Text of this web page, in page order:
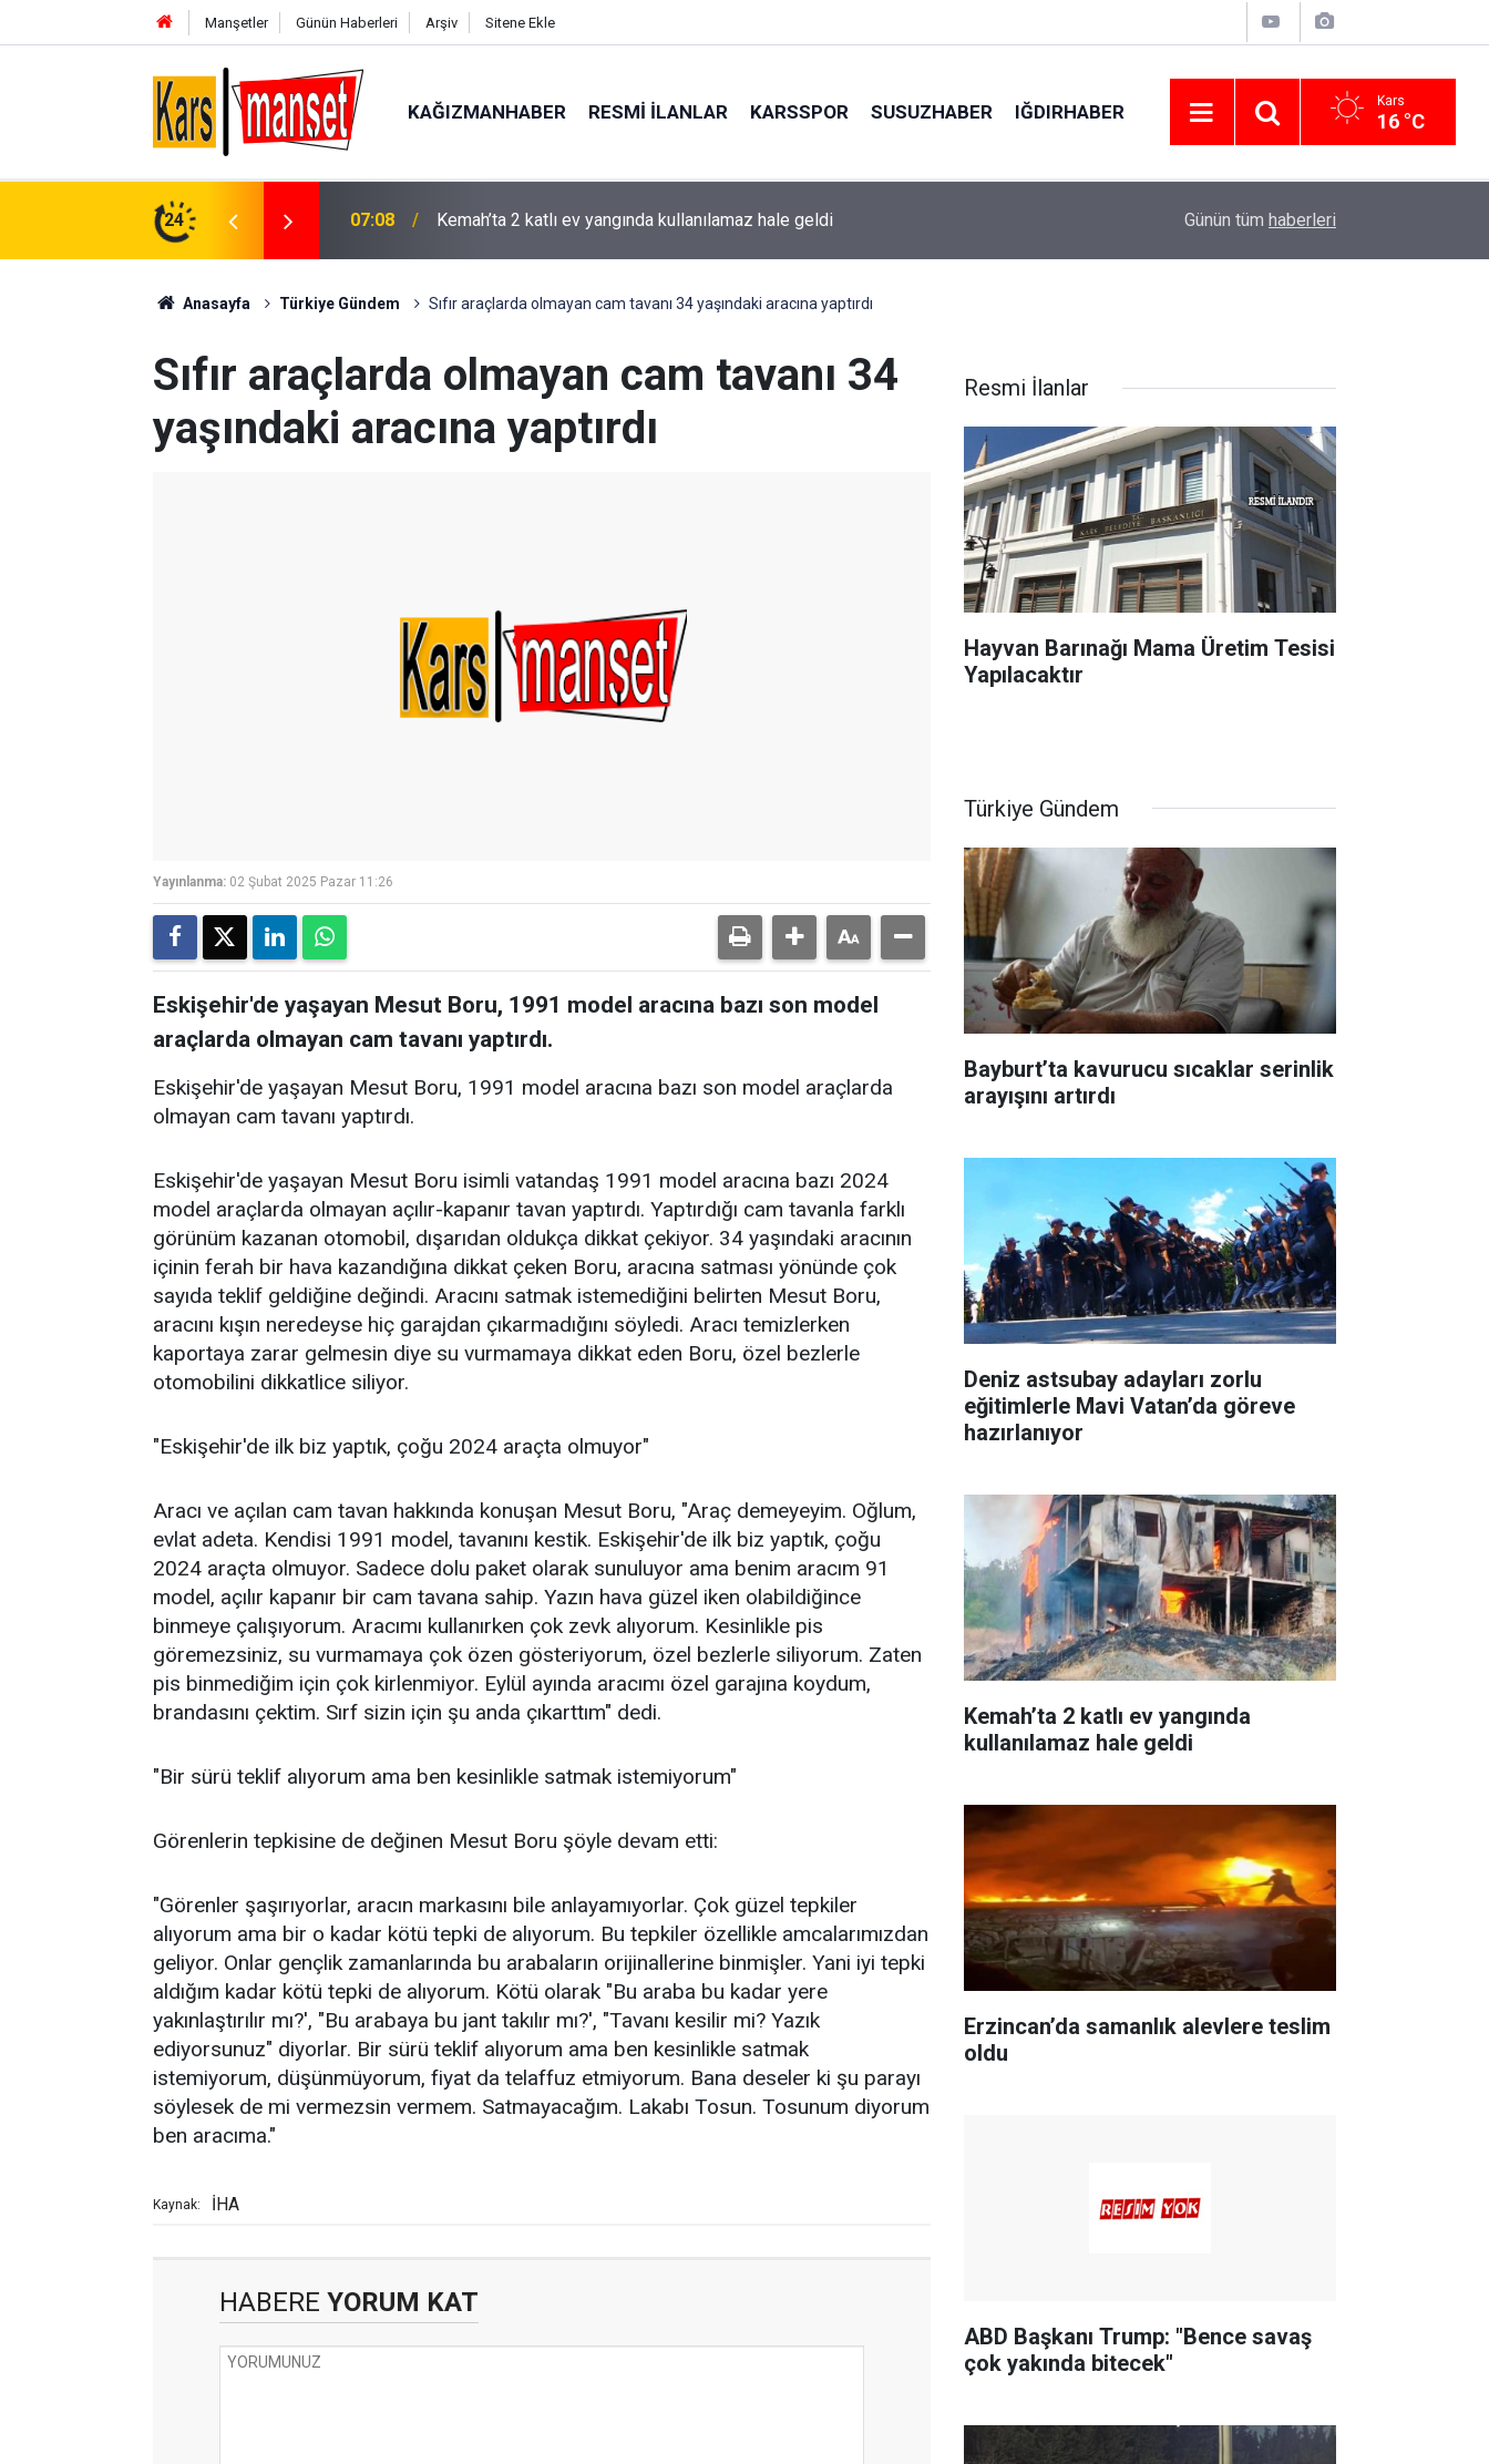
Manşetler Günün Haberleri Arşiv Sitene Ekle
KAĞIZMANHABER RESMI İLANLAR KARSSPOR SUSUZHABER IĞDIRHABER Kars
16 °C
24 06:57 Erzincan’da samanlık alevlere teslim oldu ABD Başkanı Trump: "Bence savaş çok
Günün tüm haberleri
Anasayfa Türkiye Gündem Sıfır araçlarda olmayan cam tavanı 34 yaşındaki aracına yaptırdı
Sıfır araçlarda olmayan cam tavanı 34
yaşındaki aracına yaptırdı
Yayınlanma: 02 Şubat 2025 Pazar 11:26
Eskişehir'de yaşayan Mesut Boru, 1991 model aracına bazı son model
araçlarda olmayan cam tavanı yaptırdı.
Eskişehir'de yaşayan Mesut Boru, 1991 model aracına bazı son model araçlarda
olmayan cam tavanı yaptırdı.
Eskişehir'de yaşayan Mesut Boru isimli vatandaş 1991 model aracına bazı 2024
model araçlarda olmayan açılır-kapanır tavan yaptırdı. Yaptırdığı cam tavanla farklı
görünüm kazanan otomobil, dışarıdan oldukça dikkat çekiyor. 34 yaşındaki aracının
içinin ferah bir hava kazandığına dikkat çeken Boru, aracına satması yönünde çok
sayıda teklif geldiğine değindi. Aracını satmak istemediğini belirten Mesut Boru,
aracını kışın neredeyse hiç garajdan çıkarmadığını söyledi. Aracı temizlerken
kaportaya zarar gelmesin diye su vurmamaya dikkat eden Boru, özel bezlerle
otomobilini dikkatlice siliyor.
"Eskişehir'de ilk biz yaptık, çoğu 2024 araçta olmuyor"
Aracı ve açılan cam tavan hakkında konuşan Mesut Boru, "Araç demeyeyim. Oğlum,
evlat adeta. Kendisi 1991 model, tavanını kestik. Eskişehir'de ilk biz yaptık, çoğu
2024 araçta olmuyor. Sadece dolu paket olarak sunuluyor ama benim aracım 91
model, açılır kapanır bir cam tavana sahip. Yazın hava güzel iken olabildiğince
binmeye çalışıyorum. Aracımı kullanırken çok zevk alıyorum. Kesinlikle pis
göremezsiniz, su vurmamaya çok özen gösteriyorum, özel bezlerle siliyorum. Zaten
pis binmediğim için çok kirlenmiyor. Eylül ayında aracımı özel garajına koydum,
brandasını çektim. Sırf sizin için şu anda çıkarttım" dedi.
"Bir sürü teklif alıyorum ama ben kesinlikle satmak istemiyorum"
Görenlerin tepkisine de değinen Mesut Boru şöyle devam etti:
"Görenler şaşırıyorlar, aracın markasını bile anlayamıyorlar. Çok güzel tepkiler
alıyorum ama bir o kadar kötü tepki de alıyorum. Bu tepkiler özellikle amcalarımızdan
geliyor. Onlar gençlik zamanlarında bu arabaların orijinallerine binmişler. Yani iyi tepki
aldığım kadar kötü tepki de alıyorum. Kötü olarak "Bu araba bu kadar yere
yakınlaştırılır mı?', "Bu arabaya bu jant takılır mı?', "Tavanı kesilir mi? Yazık
ediyorsunuz" diyorlar. Bir sürü teklif alıyorum ama ben kesinlikle satmak
istemiyorum, düşünmüyorum, fiyat da telaffuz etmiyorum. Bana deseler ki şu parayı
söylesek de mi vermezsin vermem. Satmayacağım. Lakabı Tosun. Tosunum diyorum
ben aracıma."
Kaynak: İHA
HABERE YORUM KAT
Resmi İlanlar
Hayvan Barınağı Mama Üretim Tesisi
Yapılacaktır
Türkiye Gündem
Bayburt’ta kavurucu sıcaklar serinlik
arayışını artırdı
Deniz astsubay adayları zorlu
eğitimlerle Mavi Vatan’da göreve
hazırlanıyor
Kemah’ta 2 katlı ev yangında
kullanılamaz hale geldi
Erzincan’da samanlık alevlere teslim
oldu
ABD Başkanı Trump: "Bence savaş
çok yakında bitecek"